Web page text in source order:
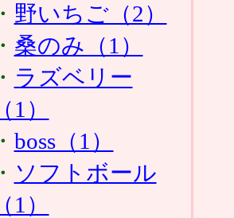
・ 野いちご（2）
・ 桑のみ（1）
・ ラズベリー
（1）
・ boss（1）
・ ソフトボール
（1）